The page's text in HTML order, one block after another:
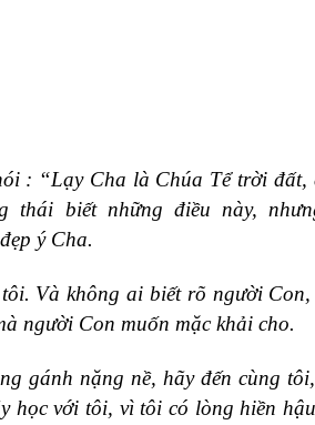
: “Lạy Cha là Chúa Tể trời
thái biết những điều này,
ý Cha.
Và không ai biết rõ người
người Con muốn mặc khải cho.
gánh nặng nề, hãy đến cùng
học với tôi, vì tôi có lòng hiền